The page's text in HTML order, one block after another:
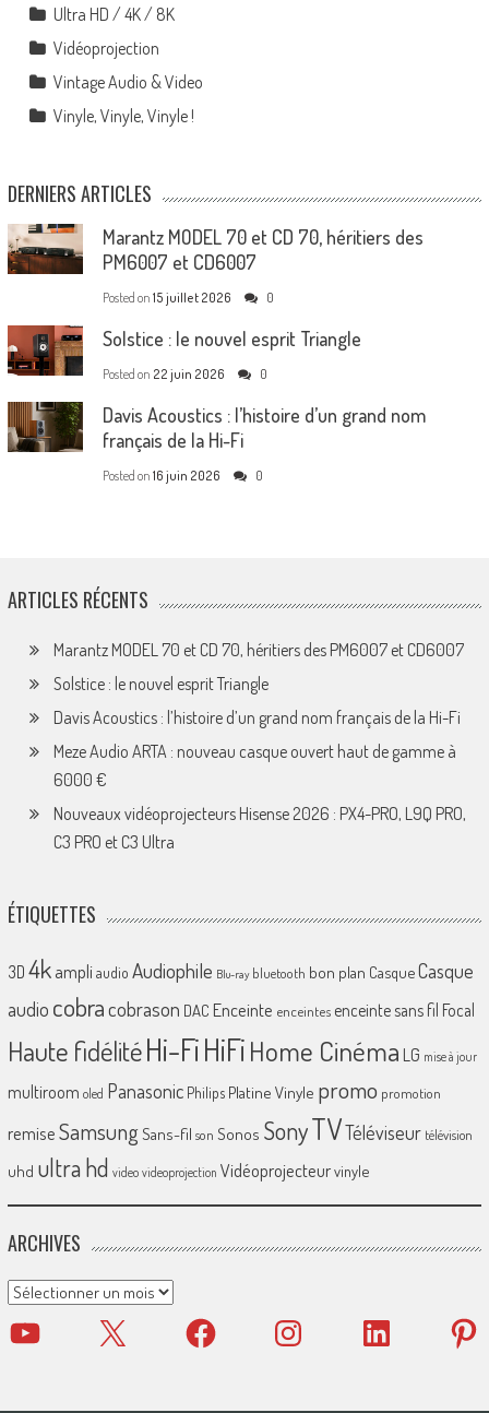
Ultra HD / 4K / 8K
Vidéoprojection
Vintage Audio & Video
Vinyle, Vinyle, Vinyle !
DERNIERS ARTICLES
Marantz MODEL 70 et CD 70, héritiers des
PM6007 et CD6007
Posted on 15 juillet 2026 0
Solstice : le nouvel esprit Triangle
Posted on 22 juin 2026 0
Davis Acoustics : l’histoire d’un grand nom
français de la Hi-Fi
Posted on 16 juin 2026 0
ARTICLES RÉCENTS
Marantz MODEL 70 et CD 70, héritiers des PM6007 et CD6007
Solstice : le nouvel esprit Triangle
Davis Acoustics : l’histoire d’un grand nom français de la Hi-Fi
Meze Audio ARTA : nouveau casque ouvert haut de gamme à
6000 €
Nouveaux vidéoprojecteurs Hisense 2026 : PX4-PRO, L9Q PRO,
C3 PRO et C3 Ultra
ÉTIQUETTES
3D 4k ampliaudio Audiophile Blu-ray bluetooth bon plan CasqueCasque
audio cobracobrason DAC Enceinte enceintes enceinte sans fil Focal
Haute fidélitéHi-FiHiFiHome Cinéma LG mise à jour
multiroom oled Panasonic Philips Platine Vinyle promo promotion
remiseSamsungSans-fil son Sonos SonyTVTéléviseur télévision
uhd ultra hd video videoprojection Vidéoprojecteurvinyle
ARCHIVES
Archives
YouTube X Facebook Instagram LinkedIn